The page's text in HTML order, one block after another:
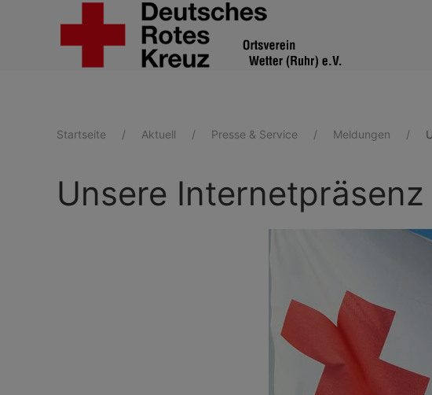
Zum Hauptinhalt springen
Startseite Aktuell Presse & Service Meldungen
Unsere